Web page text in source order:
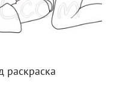
раскраска